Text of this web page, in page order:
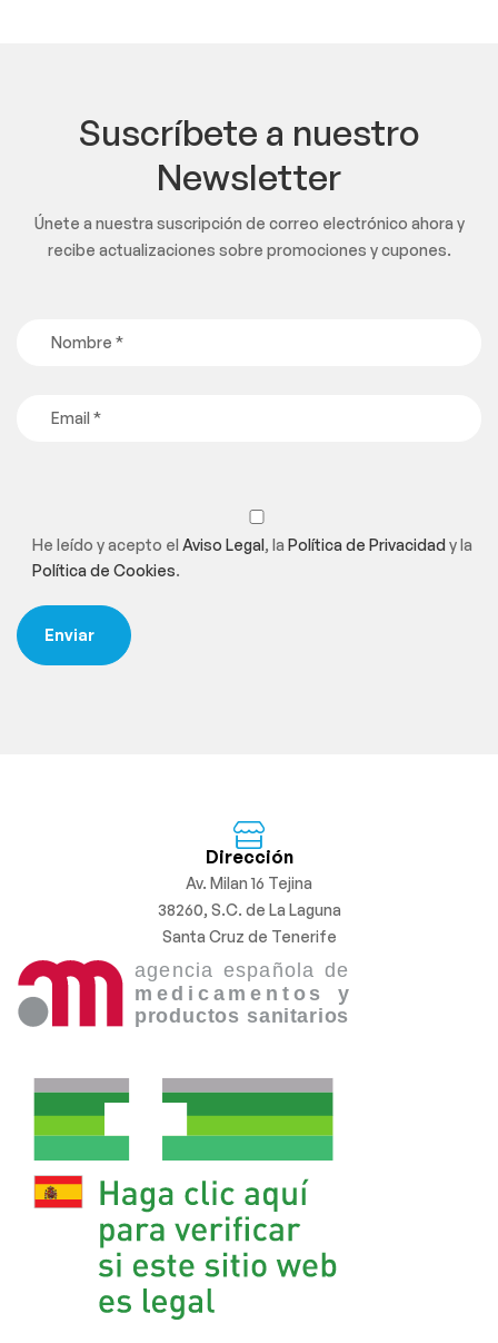
Suscríbete a nuestro
Newsletter
Únete a nuestra suscripción de correo electrónico ahora y
recibe actualizaciones sobre promociones y cupones.
He leído y acepto el Aviso Legal, la Política de Privacidady la
Política de Cookies.
Dirección
Av. Milan 16 Tejina
38260, S.C. de La Laguna
Santa Cruz de Tenerife